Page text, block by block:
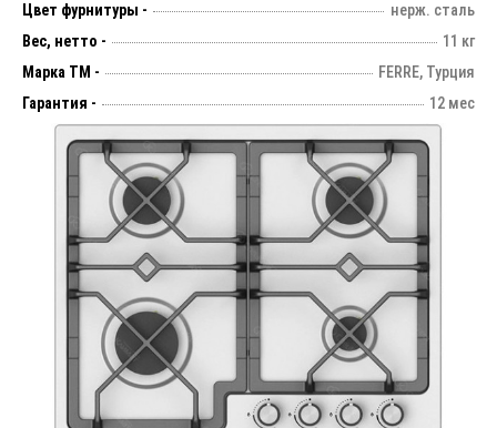
Цвет фурнитуры -
нерж. сталь
Вес, нетто -
11 кг
Марка ТМ -
FERRE, Турция
Гарантия -
12 мес